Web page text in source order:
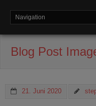
Blog Post
21. Juni 2020